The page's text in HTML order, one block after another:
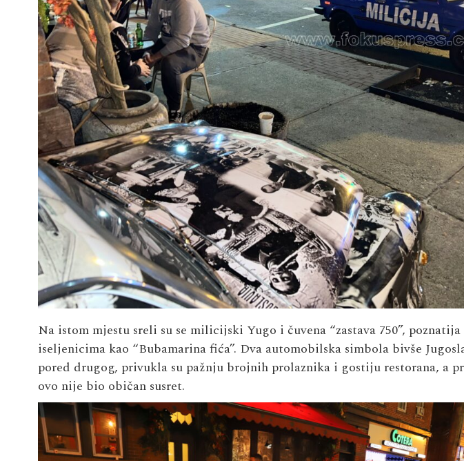
Na istom mjestu sreli su se milicijski Yugo i čuvena “zastava 750”,
iseljenicima kao “Bubamarina fića”. Dva automobilska simbola bivše
pored drugog, privukla su pažnju brojnih prolaznika i gostiju restorana, a
ovo nije bio običan susret.